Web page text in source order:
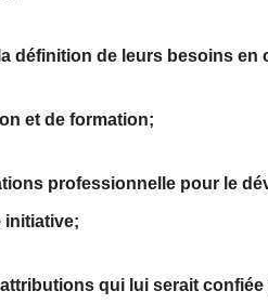
définition de leurs besoins en
et de formation;
professionnelle pour le
initiative;
qui lui serait confiée